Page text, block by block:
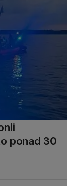
ponad 30